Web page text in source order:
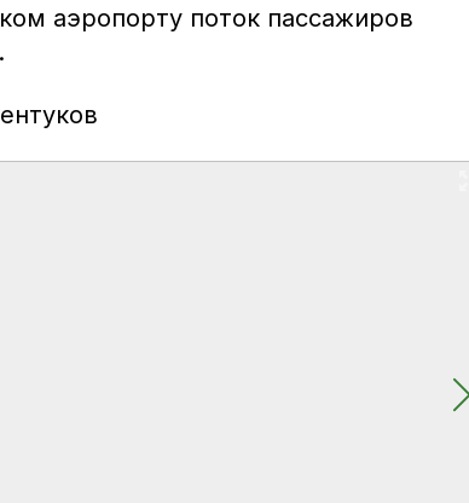
аэропорту поток пассажиров